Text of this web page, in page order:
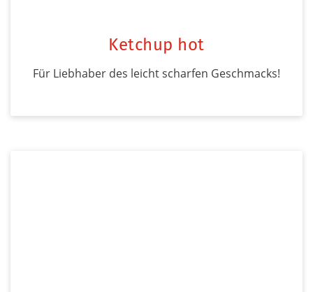
Ketchup hot
Für Liebhaber des leicht scharfen Geschmacks!